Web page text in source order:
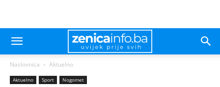
Naslovnica Aktuelno
Aktuelno Sport Nogomet